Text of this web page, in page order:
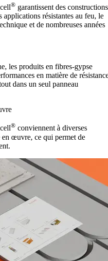
® garantissent des constructions
applications résistantes au feu, le
et de nombreuses années
les produits en fibres-gypse
en matière de
dans un seul panneau
® conviennent à diverses
en œuvre, ce qui permet de